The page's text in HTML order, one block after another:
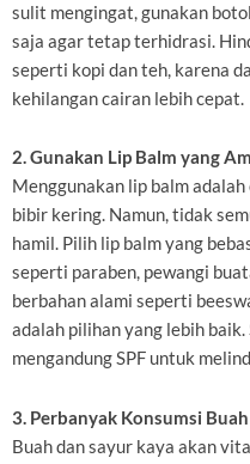
sulit mengingat, gunakan
saja agar tetap terhidrasi.
seperti kopi dan teh, karena
kehilangan cairan lebih cepat.
2. Gunakan Lip Balm yang
Menggunakan lip balm
bibir kering. Namun, tidak
hamil. Pilih lip balm yang
seperti paraben, pewangi
berbahan alami seperti
adalah pilihan yang lebih
mengandung SPF untuk
3. Perbanyak Konsumsi
Buah dan sayur kaya akan